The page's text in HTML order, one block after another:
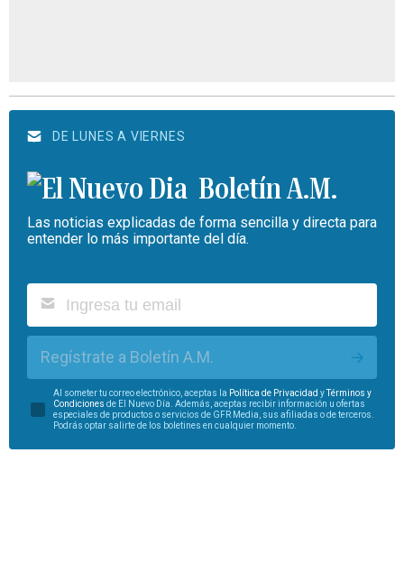
DE LUNES A VIERNES
Boletín A.M.
Las noticias explicadas de forma sencilla y directa para
entender lo más importante del día.
Regístrate a Boletín A.M.
Al someter tu correo electrónico, aceptas la Política de Privacidad yTérminos y
Condiciones de El Nuevo Día. Además, aceptas recibir información u ofertas
especiales de productos o servicios de GFR Media, sus afiliadas o de terceros.
Podrás optar salirte de los boletines en cualquier momento.